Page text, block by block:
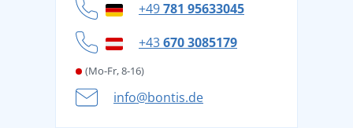
Datenschutz
Cookie-Richtlinie
+49781 95633045
+43670 3085179
(Mo-Fr, 8-16)
info@bontis.de